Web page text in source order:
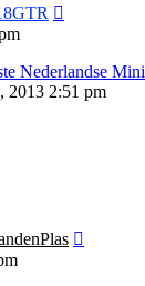
Nederlandse Mini
2013 2:51 pm